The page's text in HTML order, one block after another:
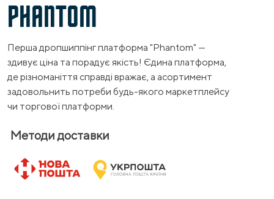
PHANTOM
Перша дропшиппінг платформа "Phantom" —
здивує ціна та порадує якість! Єдина платформа,
де різноманіття справді вражає, а асортимент
задовольнить потреби будь-якого маркетплейсу
чи торгової платформи.
Методи доставки